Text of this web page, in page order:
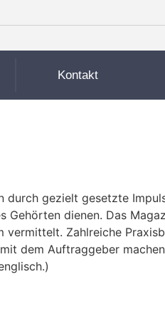
Kontakt
gezielt gesetzte
dienen. Das
Zahlreiche
dem Auftraggeber